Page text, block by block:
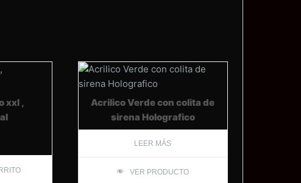
xxl ,
Acrilico Verde con colita de
sirena Holografico
LEER MÁS
VER PRODUCTO